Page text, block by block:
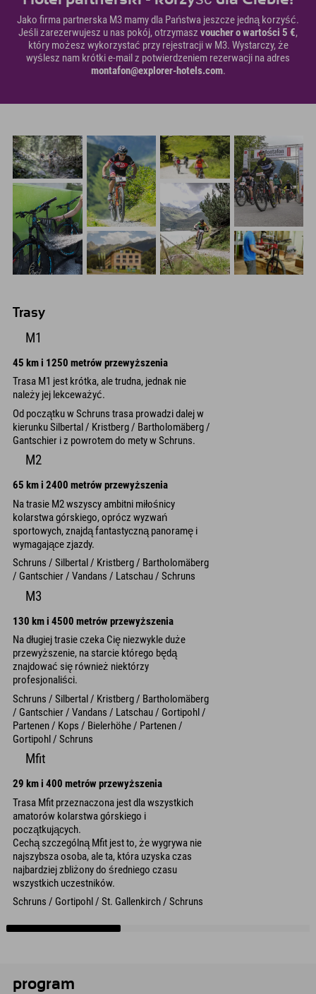
Jako firma partnerska M3 mamy dla Państwa jeszcze jedną korzyść.
Jeśli zarezerwujesz u nas pokój, otrzymasz voucher o wartości 5 €,
który możesz wykorzystać przy rejestracji w M3. Wystarczy, że
wyślesz nam krótki e-mail z potwierdzeniem rezerwacji na adres
montafon@explorer-hotels.com.
Trasy
M1
45 km i 1250 metrów przewyższenia
Trasa M1 jest krótka, ale trudna, jednak nie
należy jej lekceważyć.
Od początku w Schruns trasa prowadzi dalej w
kierunku Silbertal / Kristberg / Bartholomäberg /
Gantschier i z powrotem do mety w Schruns.
M2
65 km i 2400 metrów przewyższenia
Na trasie M2 wszyscy ambitni miłośnicy
kolarstwa górskiego, oprócz wyzwań
sportowych, znajdą fantastyczną panoramę i
wymagające zjazdy.
Schruns / Silbertal / Kristberg / Bartholomäberg
/ Gantschier / Vandans / Latschau / Schruns
M3
130 km i 4500 metrów przewyższenia
Na długiej trasie czeka Cię niezwykle duże
przewyższenie, na starcie którego będą
znajdować się również niektórzy
profesjonaliści.
Schruns / Silbertal / Kristberg / Bartholomäberg
/ Gantschier / Vandans / Latschau / Gortipohl /
Partenen / Kops / Bielerhöhe / Partenen /
Gortipohl / Schruns
Mfit
29 km i 400 metrów przewyższenia
Trasa Mfit przeznaczona jest dla wszystkich
amatorów kolarstwa górskiego i
początkujących.
Cechą szczególną Mfit jest to, że wygrywa nie
najszybsza osoba, ale ta, która uzyska czas
najbardziej zbliżony do średniego czasu
wszystkich uczestników.
Schruns / Gortipohl / St. Gallenkirch / Schruns
program